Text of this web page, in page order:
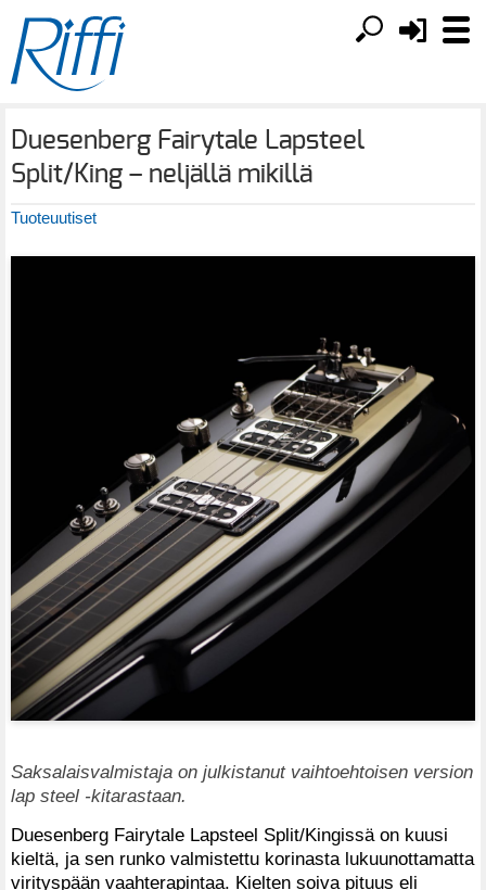
Duesenberg Fairytale Lapsteel
Split/King – neljällä mikillä
Tuoteuutiset
Saksalaisvalmistaja on julkistanut vaihtoehtoisen version
lap steel -kitarastaan.
Duesenberg Fairytale Lapsteel Split/Kingissä on kuusi
kieltä, ja sen runko valmistettu korinasta lukuunottamatta
virityspään vaahterapintaa. Kielten soiva pituus eli